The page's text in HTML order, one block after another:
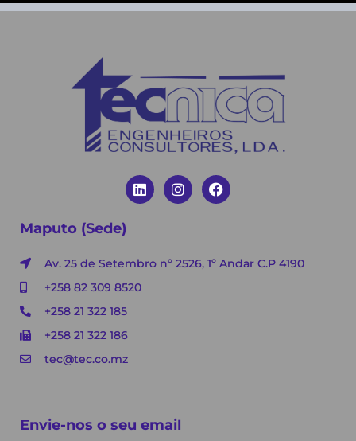
Maputo (Sede)
Av. 25 de Setembro nº 2526, 1º Andar C.P 4190
+258 82 309 8520
+258 21 322 185
+258 21 322 186
tec@tec.co.mz
Envie-nos o seu email